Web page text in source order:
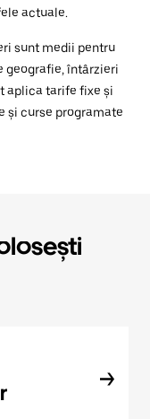
actuale.
sunt medii pentru
geografie, întârzieri
aplica tarife fixe și
și curse programate